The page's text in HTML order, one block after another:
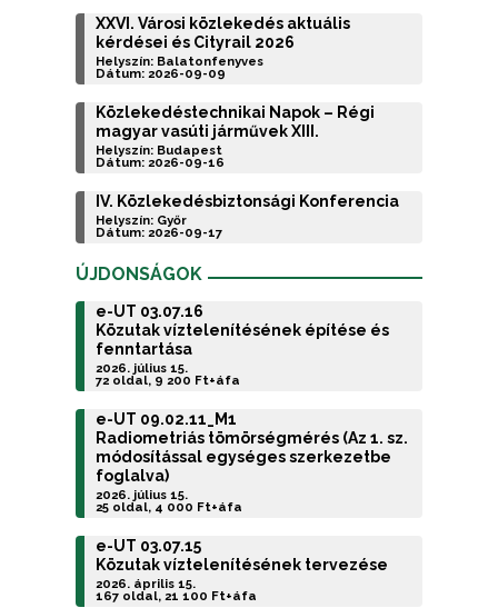
XXVI. Városi közlekedés aktuális
kérdései és Cityrail 2026
Helyszín: Balatonfenyves
Dátum: 2026-09-09
Közlekedéstechnikai Napok – Régi
magyar vasúti járművek XIII.
Helyszín: Budapest
Dátum: 2026-09-16
IV. Közlekedésbiztonsági Konferencia
Helyszín: Győr
Dátum: 2026-09-17
ÚJDONSÁGOK
e-UT 03.07.16
Közutak víztelenítésének építése és
fenntartása
2026. július 15.
72 oldal, 9 200 Ft+áfa
e-UT 09.02.11_M1
Radiometriás tömörségmérés (Az 1. sz.
módosítással egységes szerkezetbe
foglalva)
2026. július 15.
25 oldal, 4 000 Ft+áfa
e-UT 03.07.15
Közutak víztelenítésének tervezése
2026. április 15.
167 oldal, 21 100 Ft+áfa